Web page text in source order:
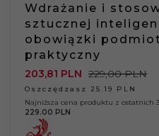
Wdrażanie i
sztucznej
obowiązki
praktyczny
203,81 PLN 229,00 PLN
Oszczędzasz 25.19 PLN
Najniższa cena produktu z ostatnich
229.00 PLN